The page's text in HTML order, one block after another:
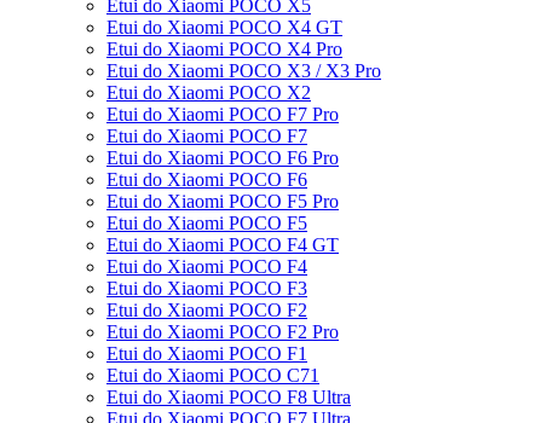
Etui do Xiaomi POCO X5
Etui do Xiaomi POCO X4 GT
Etui do Xiaomi POCO X4 Pro
Etui do Xiaomi POCO X3 / X3 Pro
Etui do Xiaomi POCO X2
Etui do Xiaomi POCO F7 Pro
Etui do Xiaomi POCO F7
Etui do Xiaomi POCO F6 Pro
Etui do Xiaomi POCO F6
Etui do Xiaomi POCO F5 Pro
Etui do Xiaomi POCO F5
Etui do Xiaomi POCO F4 GT
Etui do Xiaomi POCO F4
Etui do Xiaomi POCO F3
Etui do Xiaomi POCO F2
Etui do Xiaomi POCO F2 Pro
Etui do Xiaomi POCO F1
Etui do Xiaomi POCO C71
Etui do Xiaomi POCO F8 Ultra
Etui do Xiaomi POCO F7 Ultra